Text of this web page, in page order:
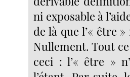
ni exposable à
de là que l’« être
Nullement. Tout
ceci : l’« être »